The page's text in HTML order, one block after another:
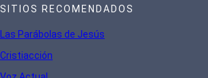
SITIOS RECOMENDADOS
Las Parábolas de Jesús
Cristiacción